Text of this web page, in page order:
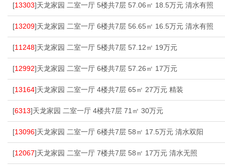
[13303]天龙家园 二室一厅 5楼共7层 57.06㎡ 18.5万元 清水有照
[13209]天龙家园 二室一厅 6楼共7层 56.65㎡ 16.5万元 清水有照
[11248]天龙家园 二室一厅 5楼共7层 57.12㎡ 19万元
[12992]天龙家园 二室一厅 6楼共7层 57.26㎡ 17万元
[13164]天龙家园 二室一厅 4楼共7层 65㎡ 27万元 精装
[6313]天龙家园 二室一厅 4楼共7层 71㎡ 30万元
[13096]天龙家园 二室一厅 6楼共7层 58㎡ 17.5万元 清水双阳
[12067]天龙家园 二室一厅 7楼共7层 58㎡ 17万元 清水无照